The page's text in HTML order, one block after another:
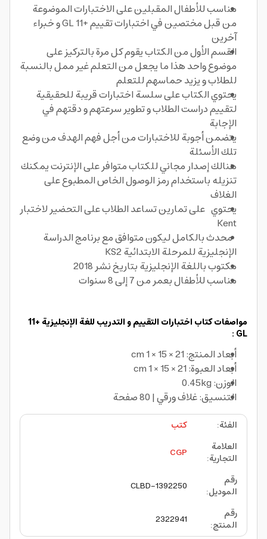
مناسب للأطفال المقبلين على الاختبارات الموضوعة
من قبل مختصين في اختبارات تقييم +11 GL و خبراء
آخرين
القسم الأول من الكتاب يقوم كل مرة بالتركيز على
موضوع واحد هذا ما يجعل من التعلم غير ممل بالنسبة
للطلاب و يزيد حماسهم للتعلم
يحتوي الكتاب على سلسة اختبارات قريبة للحقيقية
لتقييم دراست الطلاب و تطوير سرعتهم و دقتهم في
الإجابة
يتضمن أجوبة للاختبارات من أجل فهم الهدف من وضع
تلك الأسئلة
هنالك إصدار مجاني للكتاب متوافر على الإنترنت يمكنك
تنزيله باستخدام رمز الوصول الخاص المطبوع على
الغلاف
يحتوي على تمارين تساعد الطلاب على التحضير لاختبار
Kent
محدث بالكامل ليكون متوافق مع برنامج الدراسة
الإنجليزية للمرحلة الابتدائية KS2
مكتوب باللغة الإنجليزية بتاريخ نشر 2018
مناسب للأطفال بعمر من 7 إلى 8 سنوات
مواصفات كتاب اختبارات التقييم و التدريب للغة الإنجليزية +11
GL :
أبعاد المنتج: 21 × 15 × 1 cm
أبعاد العبوة: 21 × 15 × 1 cm
الوزن: 0.45kg
التنسيق: غلاف ورقي | 80 صفحة
الفئة:
كتب
العلامة
التجارية:
CGP
رقم
الموديل:
CLBD-1392250
رقم
المنتج:
2322941